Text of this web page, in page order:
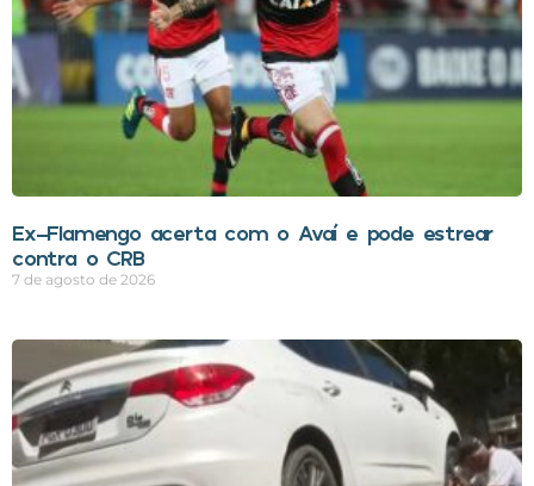
Ex-Flamengo acerta com o Avaí e pode estrear
contra o CRB
7 de agosto de 2026